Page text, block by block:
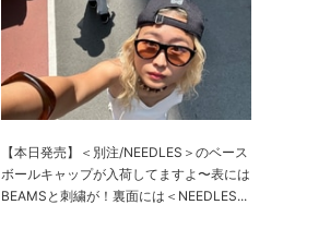
【本日発売】＜別注/NEEDLES＞のベース
ボールキャップが入荷してますよ〜表には
BEAMSと刺繍が！裏面には＜NEEDLES...